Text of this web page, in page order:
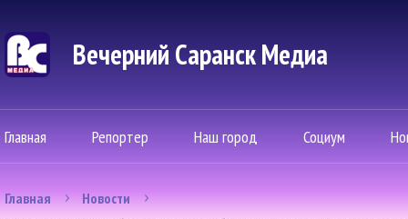
Вечерний Саранск Mедиа
Главная Репортер Наш город Социум
Главная
Новости